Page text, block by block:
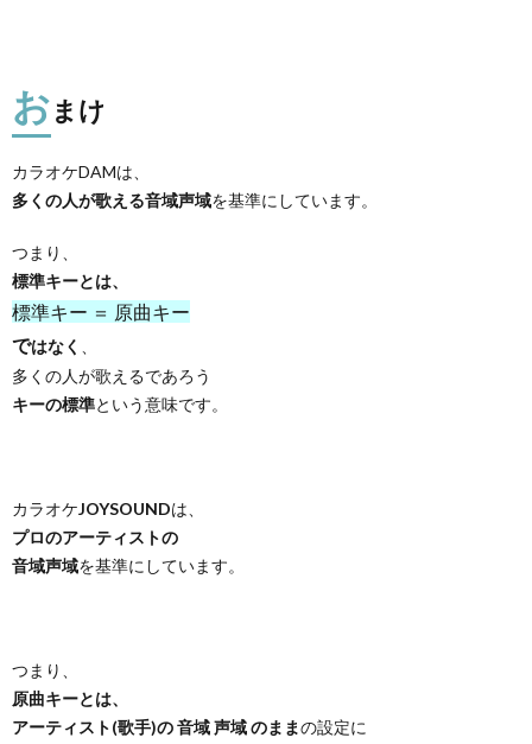
おまけ
カラオケDAMは、
多くの人が歌える音域声域を基準にしています。
つまり、
標準キーとは、
標準キー ＝ 原曲キー
ではなく
多くの人が歌えるであろう
キーの標準という意味です。
カラオケJOYSOUNDは、
プロのアーティストの
音域声域を基準にしています。
つまり、
原曲キーとは、
アーティスト(歌手)の 音域 声域 のままの設定に